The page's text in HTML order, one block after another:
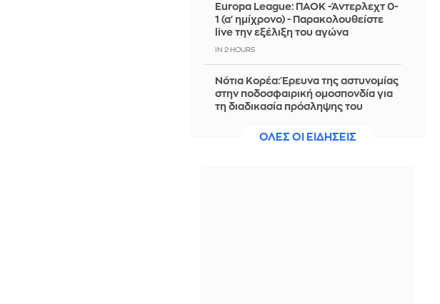
Europa League: ΠΑΟΚ -Άντερλεχτ 0-
1 (α' ημίχρονο) - Παρακολουθείστε
live την εξέλιξη του αγώνα
IN 2 HOURS
Νότια Κορέα: Έρευνα της αστυνομίας
στην ποδοσφαιρική ομοσπονδία για
τη διαδικασία πρόσληψης του
ΟΛΕΣ ΟΙ ΕΙΔΗΣΕΙΣ